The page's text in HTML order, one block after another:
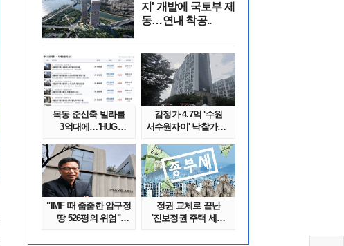
지' 개발에 국토부 제
동…연내 착공..
목동 준신축 빌라를
3억대에…'HUG
감정가 4.7억 '수원
서수원자이' 낙찰가는?
"IMF 때 줍줍한 압구정
땅 526평의 위엄"
정권 교체로 끝난
'진보정권 주택 세금